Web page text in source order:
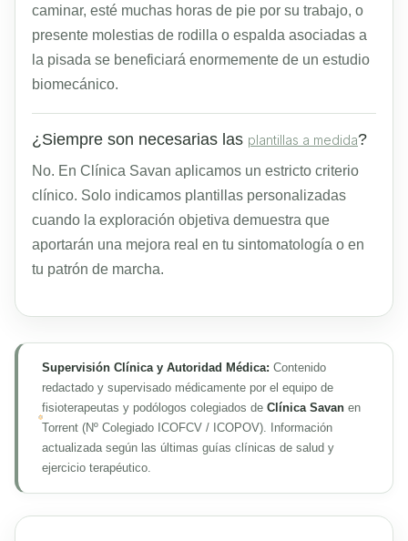
caminar, esté muchas horas de pie por su trabajo, o
presente molestias de rodilla o espalda asociadas a
la pisada se beneficiará enormemente de un estudio
biomecánico.
¿Siempre son necesarias las plantillas a medida?
No. En Clínica Savan aplicamos un estricto criterio
clínico. Solo indicamos plantillas personalizadas
cuando la exploración objetiva demuestra que
aportarán una mejora real en tu sintomatología o en
tu patrón de marcha.
Supervisión Clínica y Autoridad Médica: Contenido
redactado y supervisado médicamente por el equipo de
fisioterapeutas y podólogos colegiados de Clínica Savanen
Torrent (Nº Colegiado ICOFCV / ICOPOV). Información
actualizada según las últimas guías clínicas de salud y
ejercicio terapéutico.